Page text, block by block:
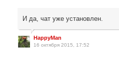
И да, чат уже установлен.
HappyMan
16 октября 2015, 17:52